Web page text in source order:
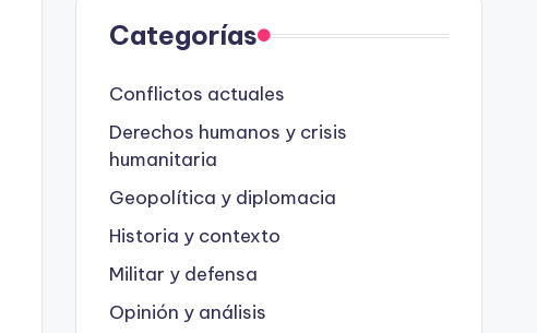
Categorías
Conflictos actuales
Derechos humanos y crisis
humanitaria
Geopolítica y diplomacia
Historia y contexto
Militar y defensa
Opinión y análisis